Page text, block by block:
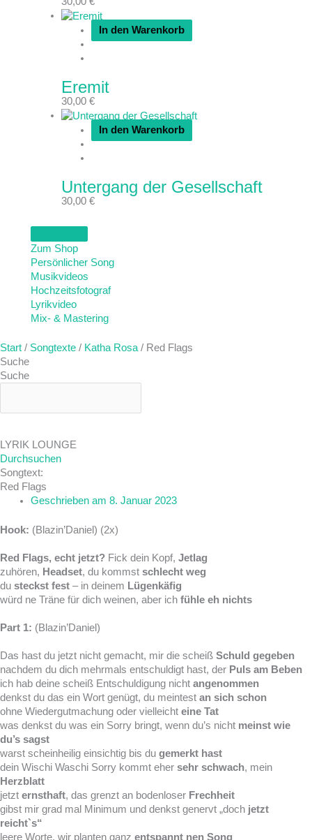
In den Warenkorb
Eremit
30,00 €
In den Warenkorb
Untergang der Gesellschaft
30,00 €
Zum Shop
Persönlicher Song
Musikvideos
Hochzeitsfotograf
Lyrikvideo
Mix- & Mastering
Start / Songtexte / Katha Rosa / Red Flags
Suche
Suche
LYRIK LOUNGE
Durchsuchen
Songtext:
Red Flags
Geschrieben am 8. Januar 2023
Hook: (Blazin’Daniel) (2x)
Red Flags, echt jetzt? Fick dein Kopf, Jetlag
zuhören, Headset, du kommst schlecht weg
du steckst fest – in deinem Lügenkäfig
würd ne Träne für dich weinen, aber ich fühle eh nichts
Part 1: (Blazin’Daniel)
Das hast du jetzt nicht gemacht, mir die scheiß Schuld gegeben
nachdem du dich mehrmals entschuldigt hast, der Puls am Beben
ich hab deine scheiß Entschuldigung nicht angenommen
denkst du das ein Wort genügt, du meintest an sich schon
ohne Wiedergutmachung oder vielleicht eine Tat
was denkst du was ein Sorry bringt, wenn du’s nicht meinst wie
du’s sagst
warst scheinheilig einsichtig bis du gemerkt hast
dein Wischi Waschi Sorry kommt eher sehr schwach, mein
Herzblatt
jetzt ernsthaft, das grenzt an bodenloser Frechheit
gibst mir grad mal Minimum und denkst genervt „doch jetzt
reicht`s“
leere Worte, wir planten ganz entspannt nen Song